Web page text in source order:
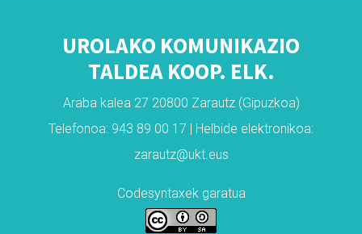
UROLAKO KOMUNIKAZIO
TALDEA KOOP. ELK.
Araba kalea 27 20800 Zarautz (Gipuzkoa)
Telefonoa: 943 89 00 17 | Helbide elektronikoa:
zarautz@ukt.eus
Codesyntaxek garatua